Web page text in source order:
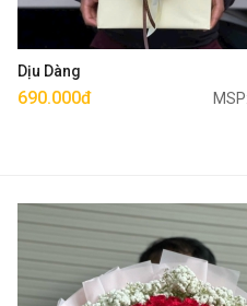
Dịu Dàng
690.000đ
Mua ngay